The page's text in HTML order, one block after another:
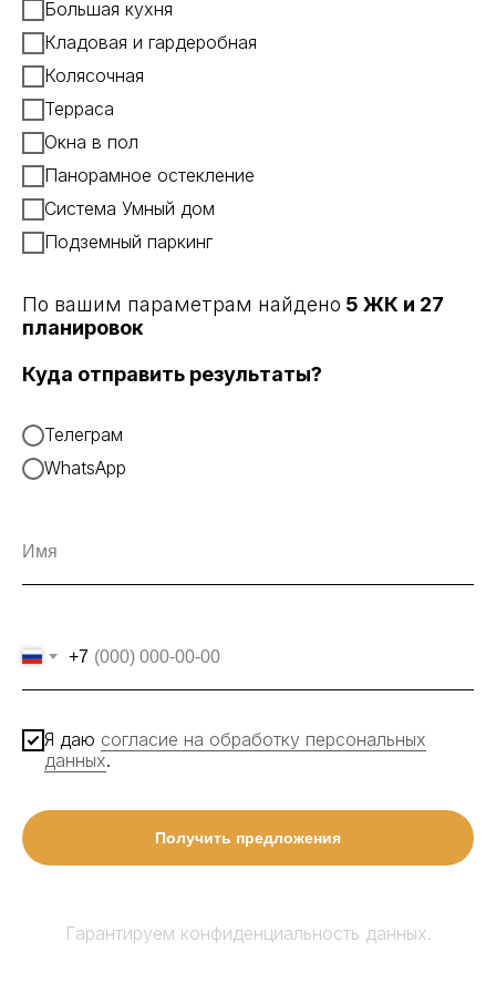
Большая кухня
Кладовая и гардеробная
Колясочная
Терраса
Окна в пол
Панорамное остекление
Система Умный дом
Подземный паркинг
По вашим параметрам найдено 5 ЖК и 27
планировок
Куда отправить результаты?
Телеграм
WhatsApp
+7
Я даю согласие на обработку персональных
данных.
Получить предложения
Гарантируем конфиденциальность данных.